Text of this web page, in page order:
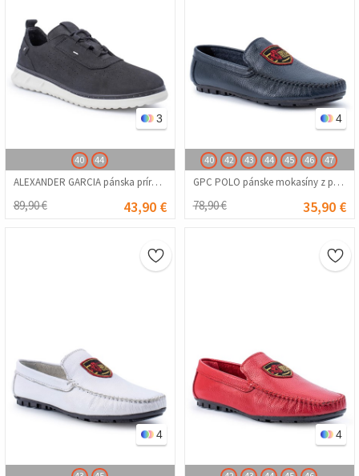
3
40 44
ALEXANDER GARCIA pánska prírodná nubuková obuv na voľný čas – čierna 20230321108
89,90 € 43,90 €
4
40 42 43 44 45 46 47
GPC POLO pánske mokasíny z pravej kože – tmavomodrá 20230321083
78,90 € 35,90 €
4 4